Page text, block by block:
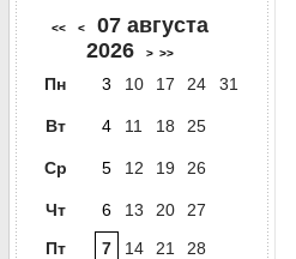
<< <
07 августа
2026
> >>
Пн 3 10 17 24 31
Вт 4 11 18 25
Ср 5 12 19 26
Чт 6 13 20
27
Пт
7 14 21
28